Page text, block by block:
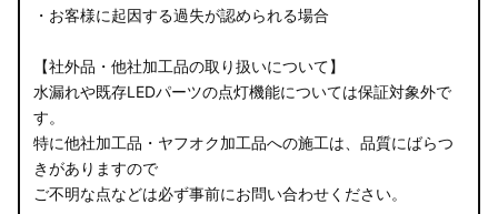
・お客様に起因する過失が認められる場合
【社外品・他社加工品の取り扱いについて】
水漏れや既存LEDパーツの点灯機能については保証対象外で
す。
特に他社加工品・ヤフオク加工品への施工は、品質にばらつ
きがありますので
ご不明な点などは必ず事前にお問い合わせください。